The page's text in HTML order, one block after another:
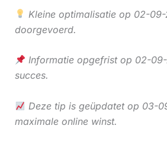
Kleine optimalisatie op 02-
doorgevoerd.
Informatie opgefrist op 02-
succes.
Deze tip is geüpdatet op 03-
maximale online winst.